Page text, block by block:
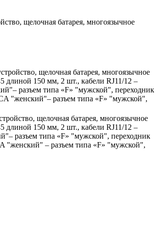
щелочная батарея, многоязычное
щелочная батарея, многоязычное
длиной 150 мм, 2 шт., кабели RJ11/12 –
разъем типа «F» "мужской", переходник
"женский"– разъем типа «F» "мужской",
щелочная батарея, многоязычное
длиной 150 мм, 2 шт., кабели RJ11/12 –
разъем типа «F» "мужской", переходник
"женский" – разъем типа «F» "мужской",